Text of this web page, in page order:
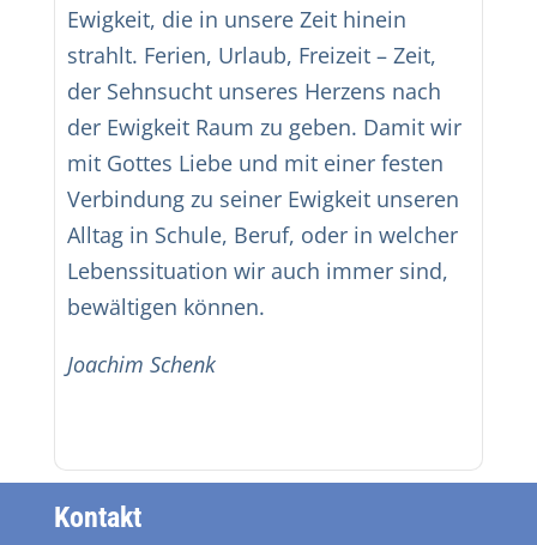
Ewigkeit, die in unsere Zeit hinein
strahlt. Ferien, Urlaub, Freizeit – Zeit,
der Sehnsucht unseres Herzens nach
der Ewigkeit Raum zu geben. Damit wir
mit Gottes Liebe und mit einer festen
Verbindung zu seiner Ewigkeit unseren
Alltag in Schule, Beruf, oder in welcher
Lebenssituation wir auch immer sind,
bewältigen können.
Joachim Schenk
Kontakt